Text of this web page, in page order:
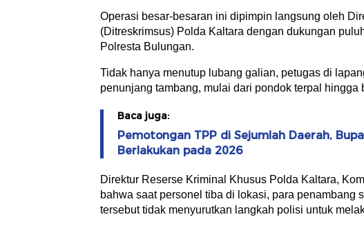
Operasi besar-besaran ini dipimpin langsung oleh
(Ditreskrimsus) Polda Kaltara dengan dukungan
Polresta Bulungan.
Tidak hanya menutup lubang galian, petugas di
penunjang tambang, mulai dari pondok terpal hingga
Baca juga:
Pemotongan TPP di Sejumlah Daerah,
Berlakukan pada 2026
Direktur Reserse Kriminal Khusus Polda Kaltara,
bahwa saat personel tiba di lokasi, para penambang
tersebut tidak menyurutkan langkah polisi untuk